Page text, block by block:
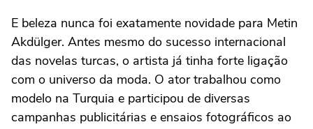
E beleza nunca foi exatamente novidade para Metin
Akdülger. Antes mesmo do sucesso internacional
das novelas turcas, o artista já tinha forte ligação
com o universo da moda. O ator trabalhou como
modelo na Turquia e participou de diversas
campanhas publicitárias e ensaios fotográficos ao